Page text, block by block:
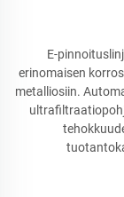
E-
erinomaisen
metalliosiin.